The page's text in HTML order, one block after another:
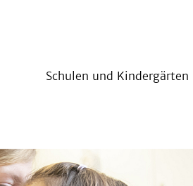
Schulen und Kindergärten